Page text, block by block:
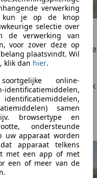
verwerking
kun je op de knop
selectie over
de verwerking van
voor zover deze op
plaatsvindt. Wil
, klik dan hier.
online-
samen
browsertype en
ondersteunde
uw apparaat worden
apparaat telkens
met een app of met
een of meer van de
i3 staat bekend om zijn
De
ontwerp met een
levert afhankelijk
combinatie met de
kilometer
op een
i3 is niet meer in